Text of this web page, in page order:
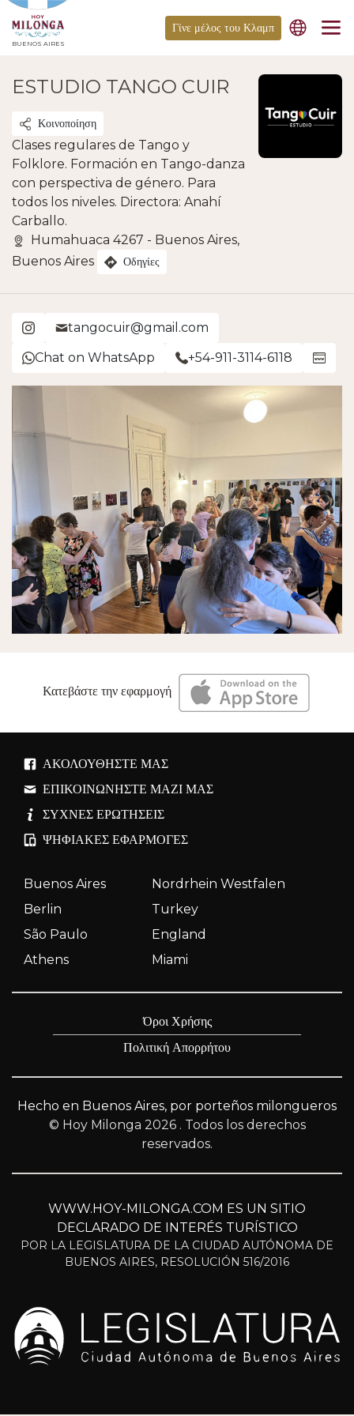
BUENOS AIRES
Γίνε μέλος του Κλαμπ
ESTUDIO TANGO CUIR
Κοινοποίηση
Clases regulares de Tango y
Folklore. Formación en Tango-danza
con perspectiva de género. Para
todos los niveles. Directora: Anahí
Carballo.
Humahuaca 4267 - Buenos Aires,
Buenos Aires
Οδηγίες
tangocuir@gmail.com
Chat on WhatsApp
+54-911-3114-6118
Κατεβάστε την εφαρμογή
ΑΚΟΛΟΥΘΉΣΤΕ ΜΑΣ
ΕΠΙΚΟΙΝΩΝΉΣΤΕ ΜΑΖΊ ΜΑΣ
ΣΥΧΝΈΣ ΕΡΩΤΉΣΕΙΣ
ΨΗΦΙΑΚΈΣ ΕΦΑΡΜΟΓΈΣ
Buenos Aires
Nordrhein Westfalen
Berlin
Turkey
São Paulo
England
Athens
Miami
Όροι Χρήσης
Πολιτική Απορρήτου
Hecho en Buenos Aires, por porteños milongueros
© Hoy Milonga 2026 . Todos los derechos
reservados.
WWW.HOY-MILONGA.COM ES UN SITIO
DECLARADO DE INTERÉS TURÍSTICO
POR LA LEGISLATURA DE LA CIUDAD AUTÓNOMA DE
BUENOS AIRES, RESOLUCIÓN 516/2016